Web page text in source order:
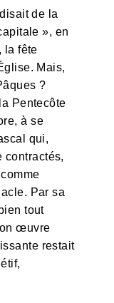
de la
», en
la fête
Mais,
?
Pentecôte
à se
qui,
contractés,
Par sa
tout
œuvre
restait